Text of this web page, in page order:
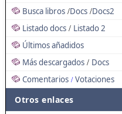
Busca libros /Docs /Docs2
Listado docs / Listado 2
Últimos añadidos
Más descargados / Docs
Comentarios / Votaciones
Otros enlaces